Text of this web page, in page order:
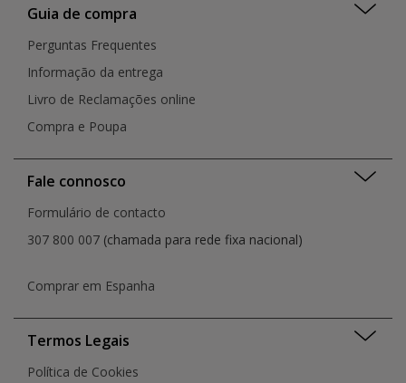
Guia de compra
Perguntas Frequentes
Informação da entrega
Livro de Reclamações online
Compra e Poupa
Fale connosco
Formulário de contacto
307 800 007 (chamada para rede fixa nacional)
Comprar em Espanha
Termos Legais
Política de Cookies